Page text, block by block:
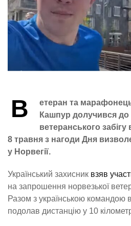
В
етеран та
Кашпур долучився до
ветеранського
8 травня з нагоди Дня
у Норвегії.
Український захисник взяв
на запрошення норвезької
Разом з українською командою
подолав дистанцію у 10